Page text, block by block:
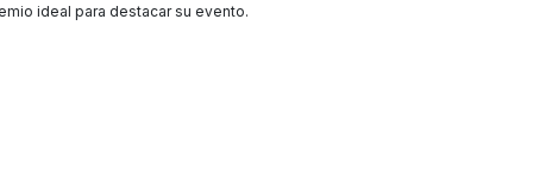
ideal para destacar su evento.